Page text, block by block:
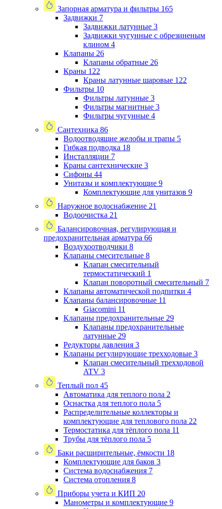
Запорная арматура и фильтры 165
Задвижки 7
Задвижки латунные 3
Задвижки чугунные с обрезиненым
клином 4
Клапаны 26
Клапаны обратные 26
Краны 122
Краны латунные шаровые 122
Фильтры 10
Фильтры латунные 3
Фильтры магнитные 3
Фильтры чугунные 4
Сантехника 86
Водоотводящие желобы и трапы 5
Гибкая подводка 18
Инсталляции 7
Краны сантехнические 3
Сифоны 44
Унитазы и комплектующие 9
Комплектующие для унитазов 9
Наружное водоснабжение 21
Водоочистка 21
Балансировочная, регулирующая и
предохранительная арматура 66
Воздухоотводчики 8
Клапаны cмесительные 8
Клапан cмесительный
термостатический 1
Клапан поворотный cмесительный 7
Клапаны автоматической подпитки 4
Клапаны балансировочные 11
Giacomini 11
Клапаны предохранительные 29
Клапаны предохранительные
латунные 29
Редукторы давления 3
Клапаны регулирующие трехходовые 3
Клапан смесительный трехходовой
ATV 3
Теплый пол 45
Автоматика для теплого пола 2
Оснастка для теплого пола 5
Распределительные коллекторы и
комплектующие для теплового пола 22
Термостатика для тёплого пола 11
Трубы для тёплого пола 5
Баки расширительные, ёмкости 18
Комплектующие для баков 3
Система водоснабжения 7
Система отопления 8
Приборы учета и КИП 20
Манометры и комплектующие 9